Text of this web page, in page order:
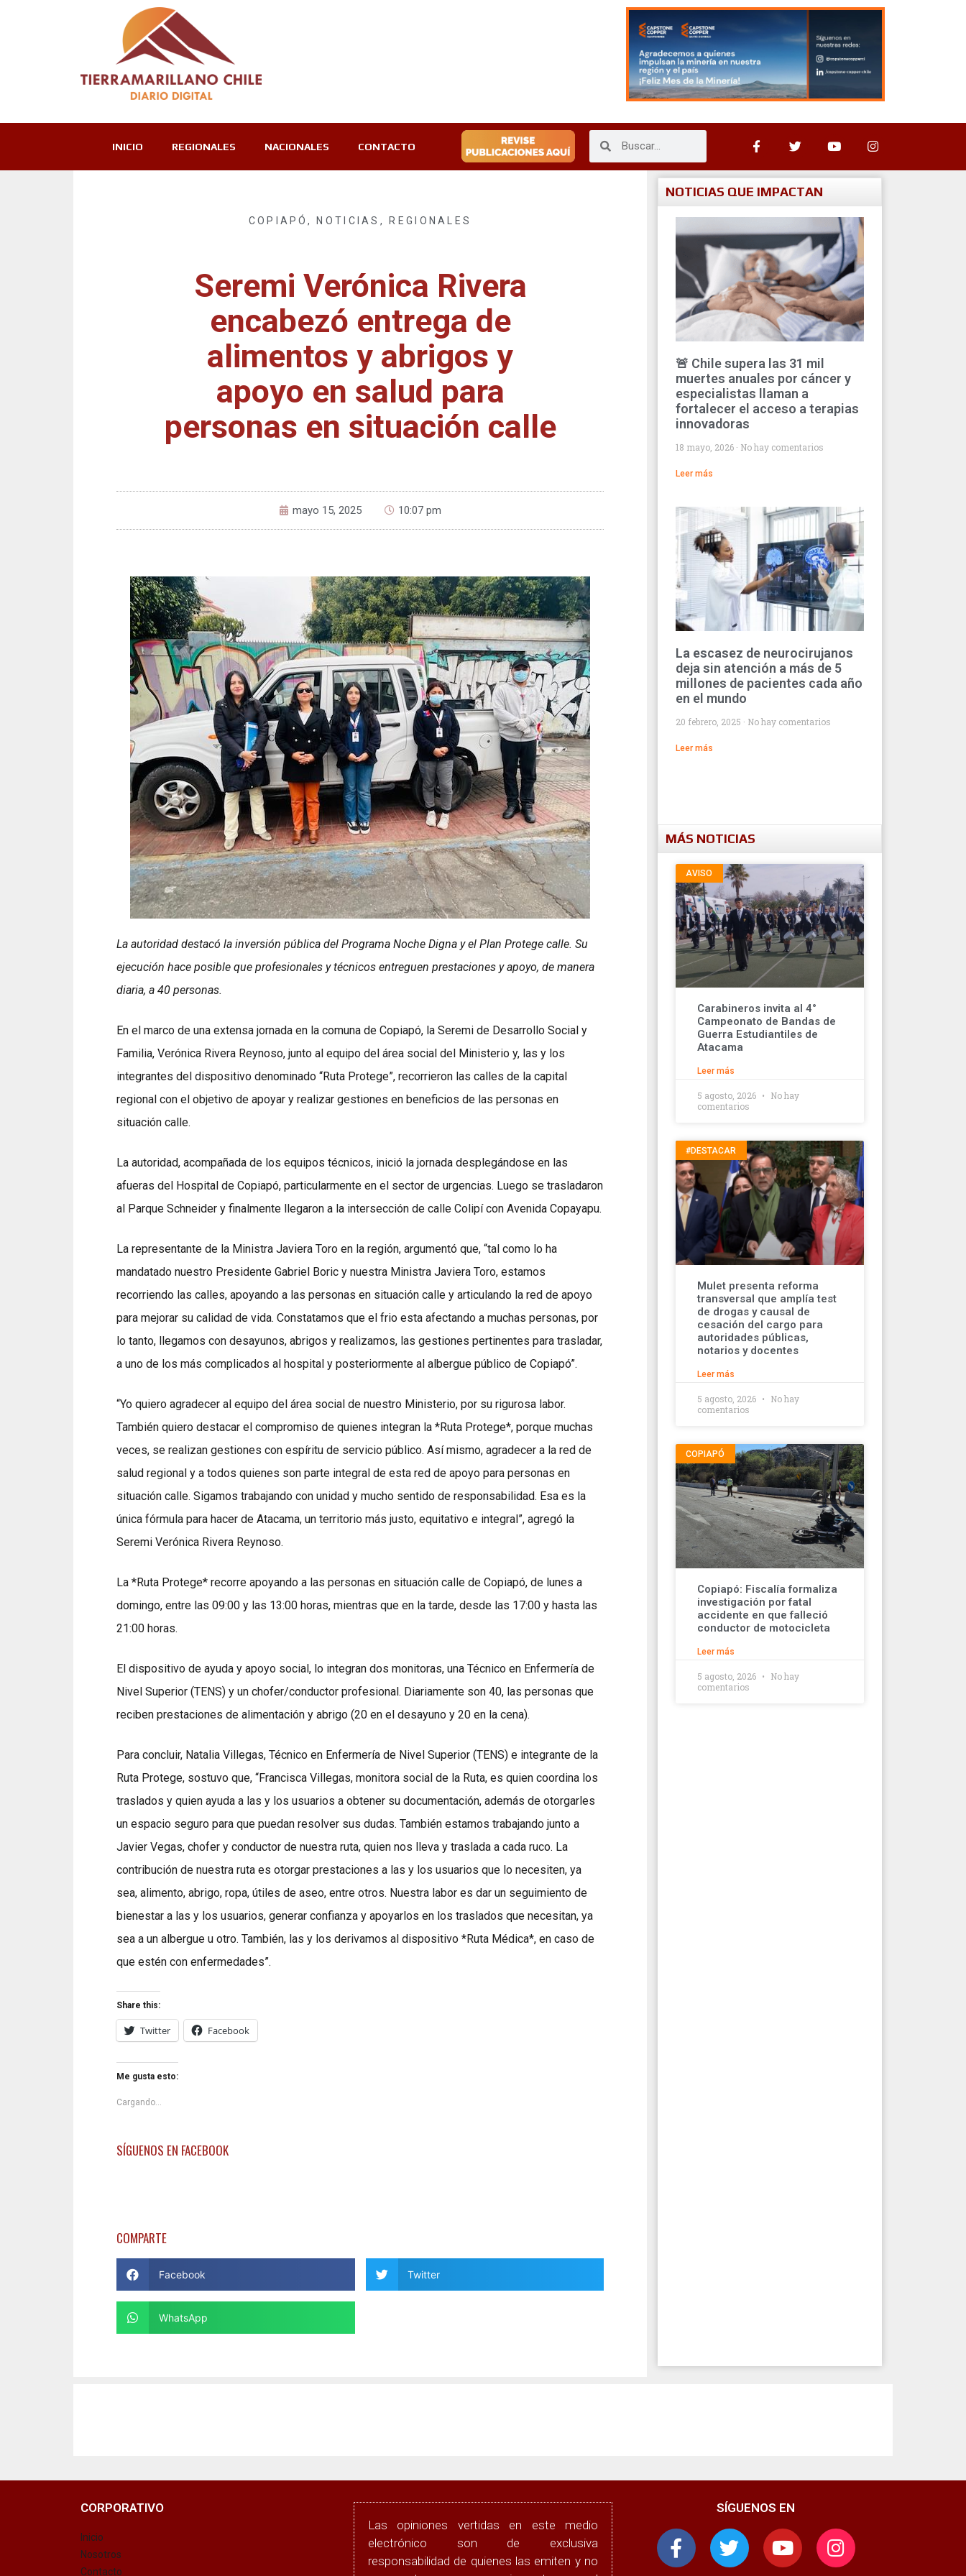
INICIO REGIONALES NACIONALES CONTACTO
COPIAPÓ , NOTICIAS , REGIONALES
Seremi Verónica Rivera
encabezó entrega de
alimentos y abrigos y
apoyo en salud para
personas en situación calle
mayo 15, 2025 10:07 pm
La autoridad destacó la inversión pública del Programa Noche Digna y el Plan Protege calle. Su
ejecución hace posible que profesionales y técnicos entreguen prestaciones y apoyo, de manera
diaria, a 40 personas.
En el marco de una extensa jornada en la comuna de Copiapó, la Seremi de Desarrollo Social y
Familia, Verónica Rivera Reynoso, junto al equipo del área social del Ministerio y, las y los
integrantes del dispositivo denominado “Ruta Protege”, recorrieron las calles de la capital
regional con el objetivo de apoyar y realizar gestiones en beneficios de las personas en
situación calle.
La autoridad, acompañada de los equipos técnicos, inició la jornada desplegándose en las
afueras del Hospital de Copiapó, particularmente en el sector de urgencias. Luego se trasladaron
al Parque Schneider y finalmente llegaron a la intersección de calle Colipí con Avenida Copayapu.
La representante de la Ministra Javiera Toro en la región, argumentó que, “tal como lo ha
mandatado nuestro Presidente Gabriel Boric y nuestra Ministra Javiera Toro, estamos
recorriendo las calles, apoyando a las personas en situación calle y articulando la red de apoyo
para mejorar su calidad de vida. Constatamos que el frio esta afectando a muchas personas, por
lo tanto, llegamos con desayunos, abrigos y realizamos, las gestiones pertinentes para trasladar,
a uno de los más complicados al hospital y posteriormente al albergue público de Copiapó”.
“Yo quiero agradecer al equipo del área social de nuestro Ministerio, por su rigurosa labor.
También quiero destacar el compromiso de quienes integran la *Ruta Protege*, porque muchas
veces, se realizan gestiones con espíritu de servicio público. Así mismo, agradecer a la red de
salud regional y a todos quienes son parte integral de esta red de apoyo para personas en
situación calle. Sigamos trabajando con unidad y mucho sentido de responsabilidad. Esa es la
única fórmula para hacer de Atacama, un territorio más justo, equitativo e integral”, agregó la
Seremi Verónica Rivera Reynoso.
La *Ruta Protege* recorre apoyando a las personas en situación calle de Copiapó, de lunes a
domingo, entre las 09:00 y las 13:00 horas, mientras que en la tarde, desde las 17:00 y hasta las
21:00 horas.
El dispositivo de ayuda y apoyo social, lo integran dos monitoras, una Técnico en Enfermería de
Nivel Superior (TENS) y un chofer/conductor profesional. Diariamente son 40, las personas que
reciben prestaciones de alimentación y abrigo (20 en el desayuno y 20 en la cena).
Para concluir, Natalia Villegas, Técnico en Enfermería de Nivel Superior (TENS) e integrante de la
Ruta Protege, sostuvo que, “Francisca Villegas, monitora social de la Ruta, es quien coordina los
traslados y quien ayuda a las y los usuarios a obtener su documentación, además de otorgarles
un espacio seguro para que puedan resolver sus dudas. También estamos trabajando junto a
Javier Vegas, chofer y conductor de nuestra ruta, quien nos lleva y traslada a cada ruco. La
contribución de nuestra ruta es otorgar prestaciones a las y los usuarios que lo necesiten, ya
sea, alimento, abrigo, ropa, útiles de aseo, entre otros. Nuestra labor es dar un seguimiento de
bienestar a las y los usuarios, generar confianza y apoyarlos en los traslados que necesitan, ya
sea a un albergue u otro. También, las y los derivamos al dispositivo *Ruta Médica*, en caso de
que estén con enfermedades”.
Share this:
Twitter Facebook
Me gusta esto:
Cargando...
SÍGUENOS EN FACEBOOK
COMPARTE
Facebook Twitter
WhatsApp
NOTICIAS QUE IMPACTAN
🚨 Chile supera las 31 mil
muertes anuales por cáncer y
especialistas llaman a
fortalecer el acceso a terapias
innovadoras
18 mayo, 2026 No hay comentarios
Leer más
La escasez de neurocirujanos
deja sin atención a más de 5
millones de pacientes cada año
en el mundo
20 febrero, 2025 No hay comentarios
Leer más
MÁS NOTICIAS
AVISO
Carabineros invita al 4°
Campeonato de Bandas de
Guerra Estudiantiles de
Atacama
Leer más
5 agosto, 2026
No hay
comentarios
#DESTACAR
Mulet presenta reforma
transversal que amplía test
de drogas y causal de
cesación del cargo para
autoridades públicas,
notarios y docentes
Leer más
5 agosto, 2026
No hay
comentarios
COPIAPÓ
Copiapó: Fiscalía formaliza
investigación por fatal
accidente en que falleció
conductor de motocicleta
Leer más
5 agosto, 2026
No hay
comentarios
CORPORATIVO
Inicio
Nosotros
Contacto
Las opiniones vertidas en este medio
electrónico son de exclusiva
responsabilidad de quienes las emiten y no
SÍGUENOS EN